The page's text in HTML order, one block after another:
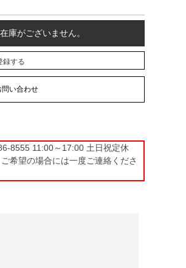
庫がございません。
録する
い合わせ
8555 11:00～17:00 土日祝定休
希望の場合には一度ご連絡くださ